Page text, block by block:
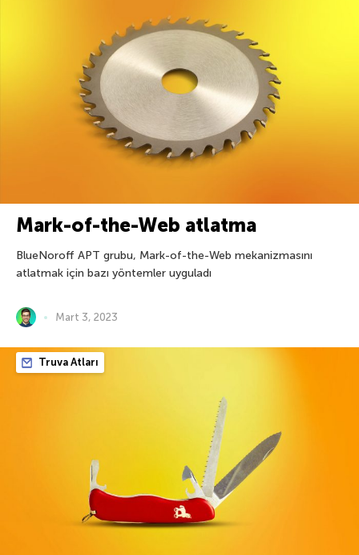
Mark-of-the-Web atlatma
BlueNoroff APT grubu, Mark-of-the-Web mekanizmasını
atlatmak için bazı yöntemler uyguladı
Mart 3, 2023
Truva Atları